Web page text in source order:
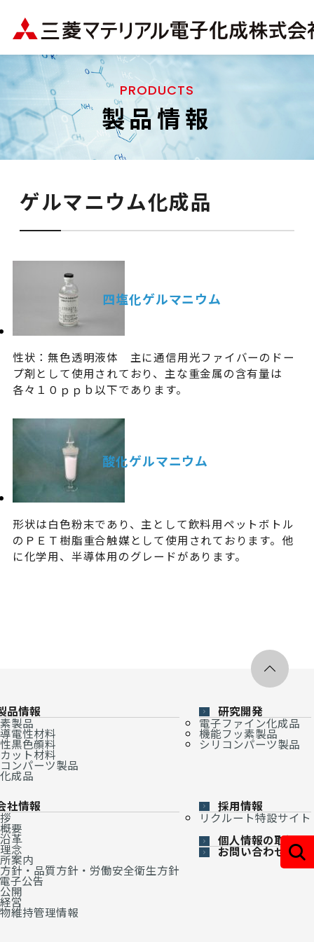
PRODUCTS
製品情報
ゲルマニウム化成品
四塩化ゲルマニウム
性状：無色透明液体 主に通信用光ファイバーのドー
プ剤として使用されており、主な重金属の含有量は
各々１０ｐｐｂ以下であります。
酸化ゲルマニウム
形状は白色粉末であり、主として飲料用ペットボトル
のＰＥＴ樹脂重合触媒として使用されております。他
に化学用、半導体用のグレードがあります。
品情報
製品
電性材料
黒色顔料
ット材料
ンパーツ製品
成品
研究開発
電子ファイン化成品
機能フッ素製品
シリコンパーツ製品
社情報
要
革
念
案内
針・品質方針・労働安全衛生方針
子公告
開
営
維持管理情報
採用情報
リクルート特設サイト
個人情報の取扱い
お問い合わせ